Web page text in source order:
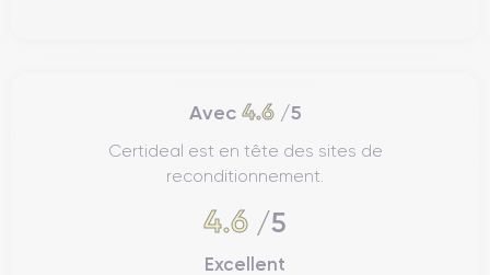
Prise en main de l'iPhone 13 Mini
La prise en main de l'iPhone 13 Mini a été améliorée par
ergonomie. Léger, l'appareil ne pèse que 140 grammes
Avec 4.6/5
Certideal est en tête des sites de
reconditionnement.
4.6 /5
Excellent